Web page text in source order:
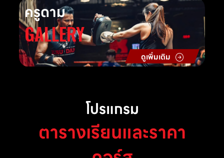
ครูดาม
GALLERY
ดูเพิ่มเติม
โปรแกรม
ตารางเรียนและราคา